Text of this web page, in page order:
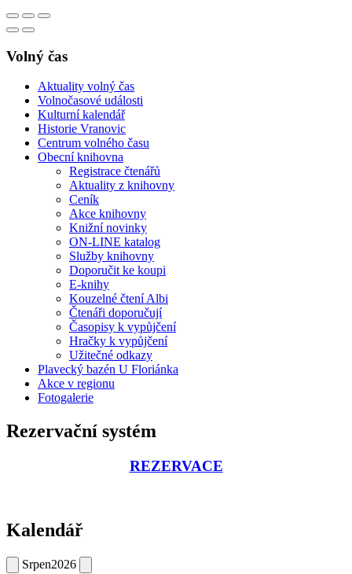
Volný čas
Aktuality volný čas
Volnočasové události
Kulturní kalendář
Historie Vranovic
Centrum volného času
Obecní knihovna
Registrace čtenářů
Aktuality z knihovny
Ceník
Akce knihovny
Knižní novinky
ON-LINE katalog
Služby knihovny
Doporučit ke koupi
E-knihy
Kouzelné čtení Albi
Čtenáři doporučují
Časopisy k vypůjčení
Hračky k vypůjčení
Užitečné odkazy
Plavecký bazén U Floriánka
Akce v regionu
Fotogalerie
Rezervační systém
REZERVACE
Kalendář
Srpen2026